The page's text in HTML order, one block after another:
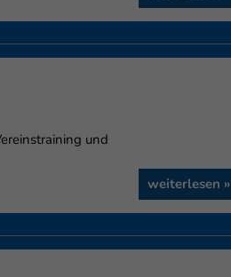
und
weiterlesen »